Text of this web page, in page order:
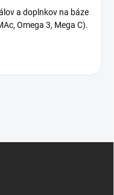
a doplnkov na báze
Omega 3, Mega C).